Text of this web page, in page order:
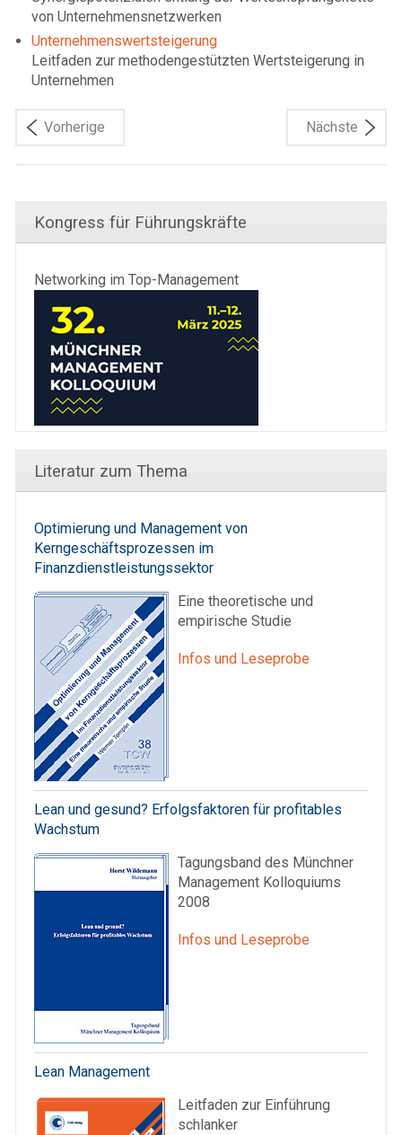
von Unternehmensnetzwerken
Unternehmenswertsteigerung
Leitfaden zur methodengestützten Wertsteigerung in
Unternehmen
Vorherige Nächste
Kongress für Führungskräfte
Networking im Top-Management
Literatur zum Thema
Optimierung und Management von
Kerngeschäftsprozessen im
Finanzdienstleistungssektor
Eine theoretische und
empirische Studie
Infos und Leseprobe
Lean und gesund? Erfolgsfaktoren für profitables
Wachstum
Tagungsband des Münchner
Management Kolloquiums
2008
Infos und Leseprobe
Lean Management
Leitfaden zur Einführung
schlanker